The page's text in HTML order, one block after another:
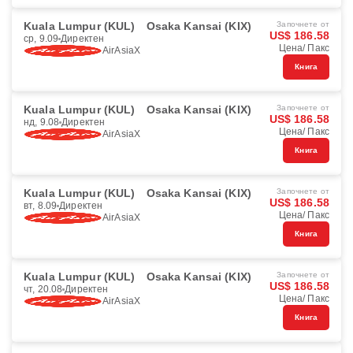
Kuala Lumpur (KUL) Osaka Kansai (KIX)
ср, 9.09 Директен
AirAsiaX
Започнете от
US$ 186.58
Цена/ Пакс
Книга
Kuala Lumpur (KUL) Osaka Kansai (KIX)
нд, 9.08 Директен
AirAsiaX
Започнете от
US$ 186.58
Цена/ Пакс
Книга
Kuala Lumpur (KUL) Osaka Kansai (KIX)
вт, 8.09 Директен
AirAsiaX
Започнете от
US$ 186.58
Цена/ Пакс
Книга
Kuala Lumpur (KUL) Osaka Kansai (KIX)
чт, 20.08 Директен
AirAsiaX
Започнете от
US$ 186.58
Цена/ Пакс
Книга